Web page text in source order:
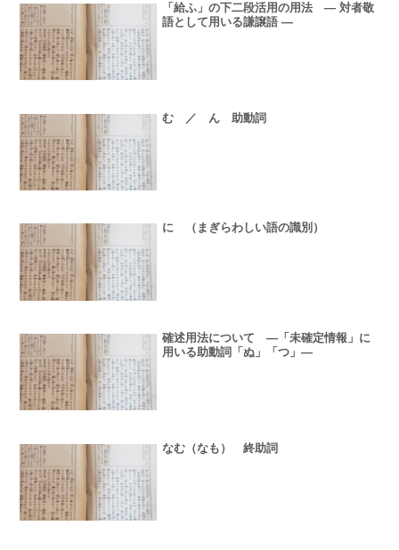
「給ふ」の下二段活用の用法 ― 対者敬
語として用いる謙譲語 ―
む ／ ん 助動詞
に （まぎらわしい語の識別）
確述用法について ―「未確定情報」に
用いる助動詞「ぬ」「つ」―
なむ（なも） 終助詞